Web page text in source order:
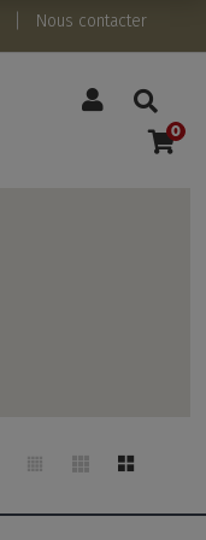
Nous contacter
0